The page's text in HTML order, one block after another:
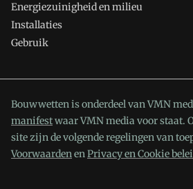
Energiezuinigheid en milieu
Installaties
Gebruik
Bouwwetten is onderdeel van VMN
manifestwaar VMN media voor staat.
site zijn de volgende regelingen van
VoorwaardenenPrivacy en Cookie